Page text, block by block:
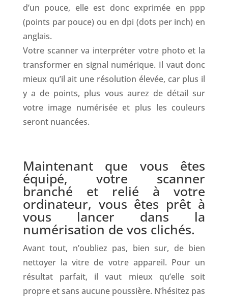
d’un pouce, elle est donc exprimée en ppp
(points par pouce) ou en dpi (dots per inch) en
anglais.
Votre scanner va interpréter votre photo et la
transformer en signal numérique. Il vaut donc
mieux qu’il ait une résolution élevée, car plus il
y a de points, plus vous aurez de détail sur
votre image numérisée et plus les couleurs
seront nuancées.
Maintenant que vous êtes
équipé, votre scanner
branché et relié à votre
ordinateur, vous êtes prêt à
vous lancer dans la
numérisation de vos clichés.
Avant tout, n’oubliez pas, bien sur, de bien
nettoyer la vitre de votre appareil. Pour un
résultat parfait, il vaut mieux qu’elle soit
propre et sans aucune poussière. N’hésitez pas